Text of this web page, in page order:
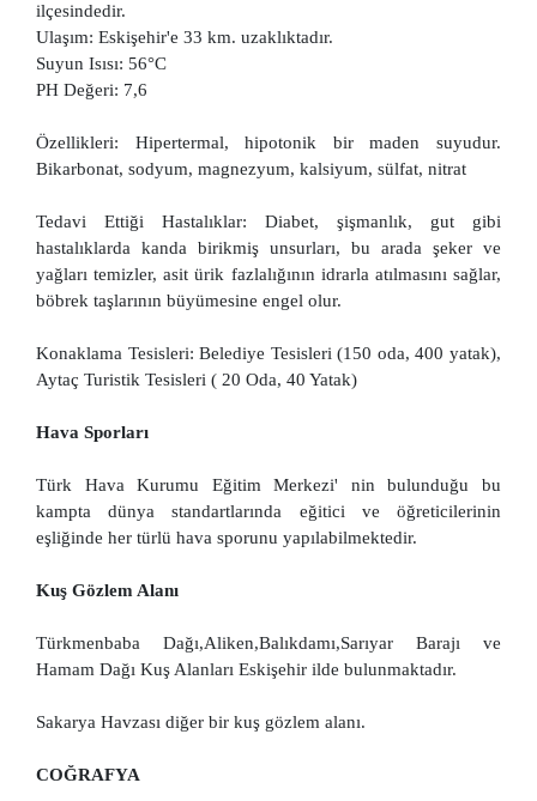
ilçesindedir.
Ulaşım: Eskişehir'e 33 km. uzaklıktadır.
Suyun Isısı: 56°C
PH Değeri: 7,6
Özellikleri: Hipertermal, hipotonik bir maden suyudur.
Bikarbonat, sodyum, magnezyum, kalsiyum, sülfat, nitrat
Tedavi Ettiği Hastalıklar: Diabet, şişmanlık, gut gibi
hastalıklarda kanda birikmiş unsurları, bu arada şeker ve
yağları temizler, asit ürik fazlalığının idrarla atılmasını sağlar,
böbrek taşlarının büyümesine engel olur.
Konaklama Tesisleri: Belediye Tesisleri (150 oda, 400 yatak),
Aytaç Turistik Tesisleri ( 20 Oda, 40 Yatak)
Hava Sporları
Türk Hava Kurumu Eğitim Merkezi' nin bulunduğu bu
kampta dünya standartlarında eğitici ve öğreticilerinin
eşliğinde her türlü hava sporunu yapılabilmektedir.
Kuş Gözlem Alanı
Türkmenbaba Dağı,Aliken,Balıkdamı,Sarıyar Barajı ve
Hamam Dağı Kuş Alanları Eskişehir ilde bulunmaktadır.
Sakarya Havzası diğer bir kuş gözlem alanı.
COĞRAFYA